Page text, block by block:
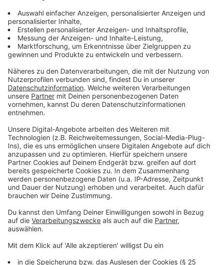
Freier Eintritt beim Europa-Festival
Anzeige
Der Eintritt zum Europa-Festival im Hofgarten ist frei.
Wer internationale Live-Musik unter freiem Himmel
erleben möchte, bekommt am Samstagnachmittag in
Düsseldorf ein kostenloses Kulturprogramm geboten.
Anzeige
Weitere Infos und Links zum Thema:
Anzeige
Hier gibt es mehr Nachrichten zu Events in der Stadt
Unser Veranstaltungskalender